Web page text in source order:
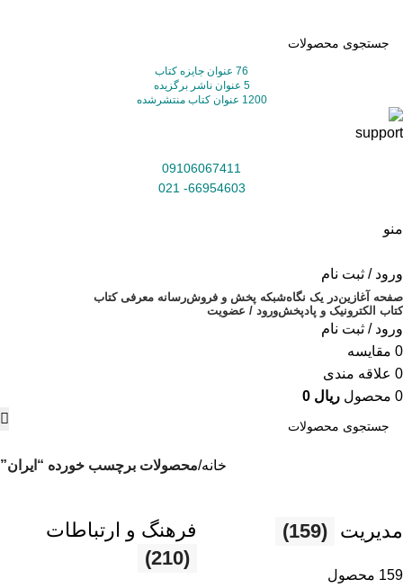
76 عنوان جایزه کتاب
5 عنوان ناشر برگزیده
1200 عنوان کتاب منتشرشده
09106067411
66954603- 021
منو
ورود / ثبت نام
صفحه آغازیندر یک نگاهشبکه پخش و فروشرسانه معرفی کتاب
کتاب الکترونیک و پادپخشورود / عضویت
ورود / ثبت نام
0 مقایسه
0 علاقه مندی
0 محصول ریال
خانه محصولات برچسب خورده “ایران”
مديريت (159)
159 محصول
فرهنگ و ارتباطات
(210)